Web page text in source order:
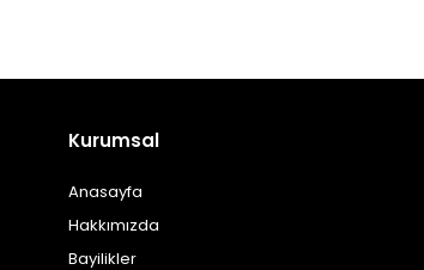
Kurumsal
Anasayfa
Hakkımızda
Bayilikler